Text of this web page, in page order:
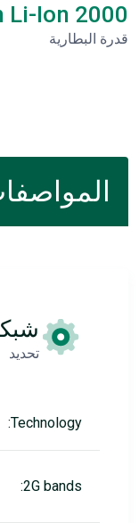
2000 mAh Li-Ion
قدرة البطارية
تحديد
Technology:
2G bands: